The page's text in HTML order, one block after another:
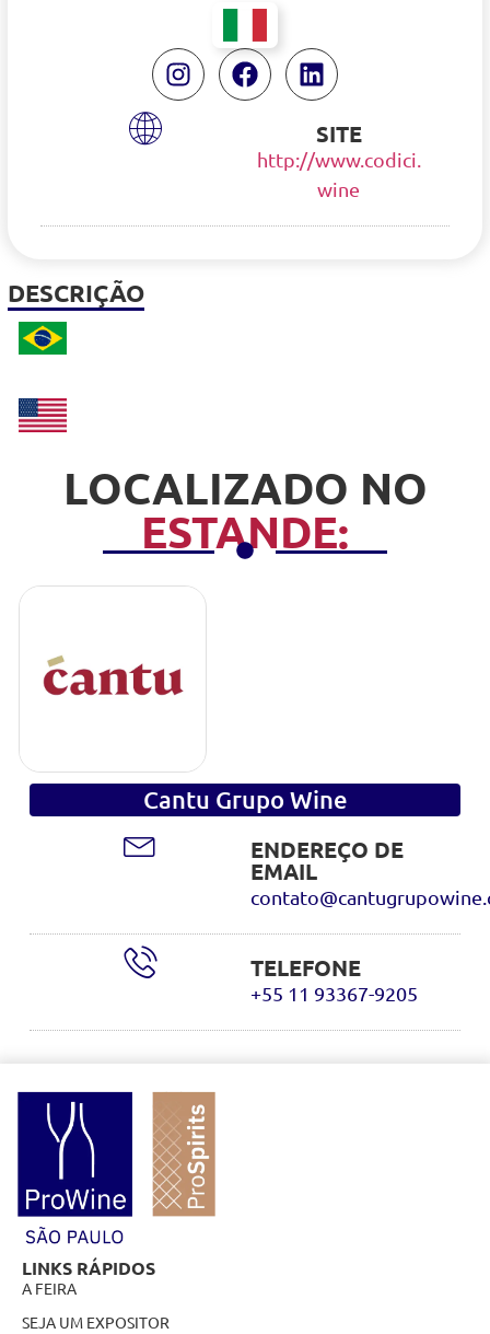
DESCRIÇÃO
LOCALIZADO NO
ESTANDE:
Cantu Grupo Wine
ENDEREÇO DE
EMAIL
TELEFONE
+55 11 93367-9205
SITE
http://www.codici.
wine
LINKS RÁPIDOS
A FEIRA
SEJA UM EXPOSITOR